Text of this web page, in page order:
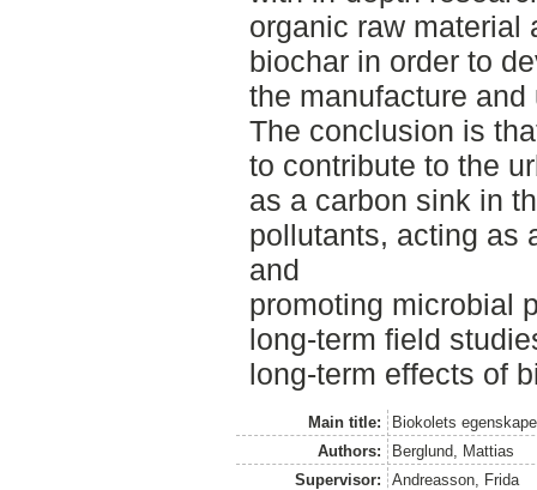
organic raw material
biochar in order to
the manufacture and
The conclusion is
to contribute to the
as a carbon sink in
pollutants, acting as
and
promoting microbial
long-term field
long-term effects of
Main title:
Biokolets
Authors:
Berglund, Mattias
Supervisor:
Andreasson, Frida